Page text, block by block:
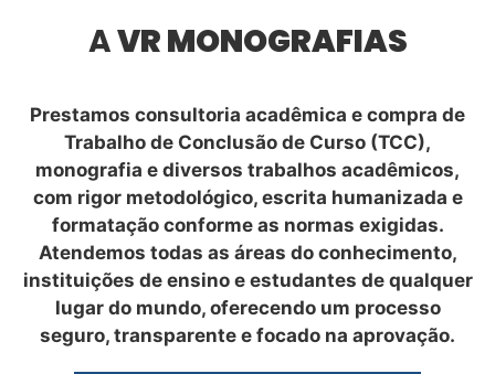
AVR MONOGRAFIAS
Prestamos consultoria acadêmica e compra de
Trabalho de Conclusão de Curso (TCC),
monografia e diversos trabalhos acadêmicos,
com rigor metodológico, escrita humanizada e
formatação conforme as normas exigidas.
Atendemos todas as áreas do conhecimento,
instituições de ensino e estudantes de qualquer
lugar do mundo, oferecendo um processo
seguro, transparente e focado na aprovação.